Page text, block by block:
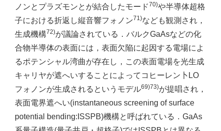
ノンとプラズモンとが結合したモード70)や半導体超格
子における折返し縦音響フォノン71)なども観測され，
生成機構72)が議論されている．バルクGaAsなどの化
合物半導体の表面には，表面欠陥に起因する電場によ
るポテンシャル湾曲が存在し，この表面電場を光生成
キャリヤが遮へいすることによってコヒーレン卜LO
フォノンが生成されるというモデル69)73)が提唱され，
表面電界遮へい(instantaneous screening of surface
potential bending:ISSPB)機構と呼ばれている．GaAs